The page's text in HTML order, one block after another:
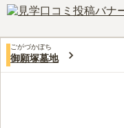
で、荒れた感じや寂しい感じ
ごがづかぼち
御願塚墓地